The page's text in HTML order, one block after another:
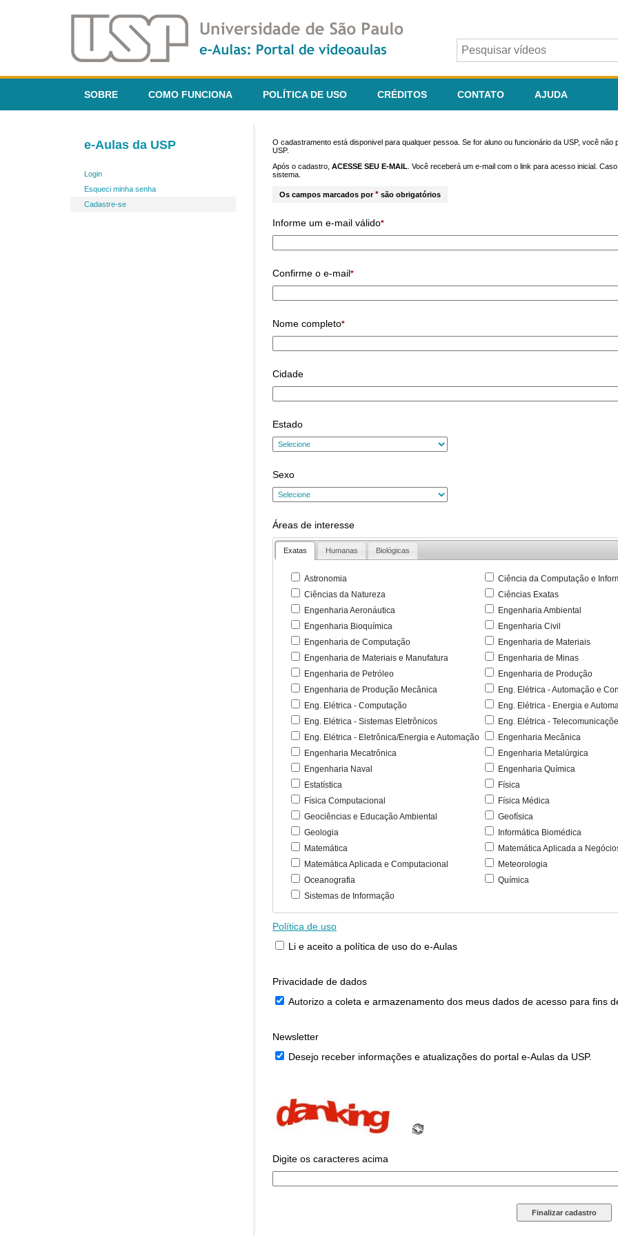
SOBRE COMO FUNCIONA POLÍTICA DE USO CRÉDITOS CONTATO AJUDA
e-Aulas da USP
Login
Esqueci minha senha
Cadastre-se
O cadastramento está disponivel para qualquer pessoa. Se for aluno ou funcionário da USP, você
USP.
Após o cadastro, ACESSE SEU E-MAIL . Você receberá um e-mail com o link para acesso inicial.
sistema.
Os campos marcados por* são obrigatórios
Informe um e-mail válido*
Confirme o e-mail*
Nome completo*
Cidade
Estado
Sexo
Áreas de interesse
Exatas Humanas Biológicas
Astronomia
Ciência da Computação e
Ciências da Natureza
Ciências Exatas
Engenharia Aeronáutica
Engenharia Ambiental
Engenharia Bioquímica
Engenharia Civil
Engenharia de Computação
Engenharia de Materiais
Engenharia de Materiais e Manufatura
Engenharia de Minas
Engenharia de Petróleo
Engenharia de Produção
Engenharia de Produção Mecânica
Eng. Elétrica - Automação e
Eng. Elétrica - Computação
Eng. Elétrica - Energia e
Eng. Elétrica - Sistemas Eletrônicos
Eng. Elétrica -
Eng. Elétrica - Eletrônica/Energia e Automação
Engenharia Mecânica
Engenharia Mecatrônica
Engenharia Metalúrgica
Engenharia Naval
Engenharia Química
Estatística
Física
Física Computacional
Física Médica
Geociências e Educação Ambiental
Geofísica
Geologia
Informática Biomédica
Matemática
Matemática Aplicada a
Matemática Aplicada e Computacional
Meteorologia
Oceanografia
Química
Sistemas de Informação
Política de uso
Li e aceito a política de uso do e-Aulas
Privacidade de dados
Autorizo a coleta e armazenamento dos meus dados de acesso para fins
Newsletter
Desejo receber informações e atualizações do portal e-Aulas da USP.
Digite os caracteres acima